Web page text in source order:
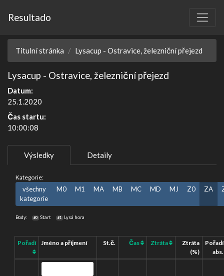
Resultado
Titulní stránka Lysacup - Ostravice, železniční přejezd
Lysacup - Ostravice, železniční přejezd
Datum:
25.1.2020
Čas startu:
10:00:08
Výsledky Detaily
Kategorie:
všechny
kategorie
M0 M1 MA MB MC MD MJ Z0 ZA
Body: #0 Start #1 Lysá hora
Pořadí Jméno a příjmení St.č. Čas Ztráta
Ztráta
(%)
Pořadí
abs.